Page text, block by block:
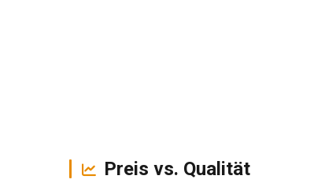
Preis vs. Qualität